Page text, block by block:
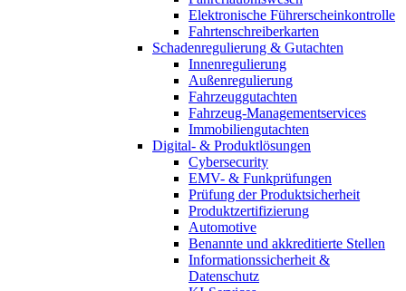
Elektronische Führerscheinkontrolle
Fahrtenschreiberkarten
Schadenregulierung & Gutachten
Innenregulierung
Außenregulierung
Fahrzeuggutachten
Fahrzeug-Managementservices
Immobiliengutachten
Digital- & Produktlösungen
Cybersecurity
EMV- & Funkprüfungen
Prüfung der Produktsicherheit
Produktzertifizierung
Automotive
Benannte und akkreditierte Stellen
Informationssicherheit &
Datenschutz